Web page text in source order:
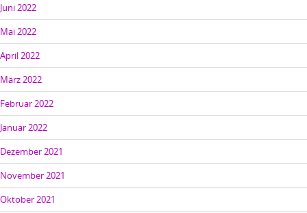
Juni 2022
Mai 2022
April 2022
März 2022
Februar 2022
Januar 2022
Dezember 2021
November 2021
Oktober 2021